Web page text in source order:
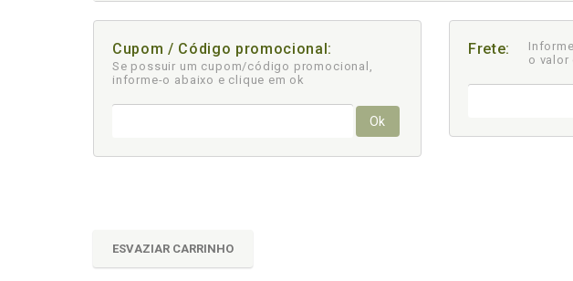
Cupom / Código promocional:
Se possuir um cupom/código promocional,
informe-o abaixo e clique em ok
Ok
Frete:
o valor
ESVAZIAR CARRINHO